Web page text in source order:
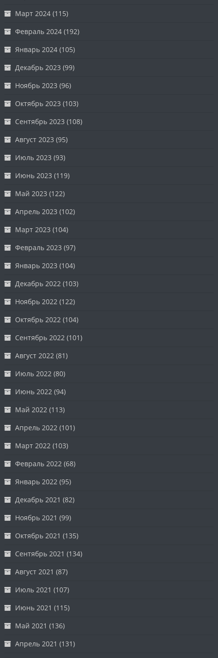
Март 2024 (115)
Февраль 2024 (192)
Январь 2024 (105)
Декабрь 2023 (99)
Ноябрь 2023 (96)
Октябрь 2023 (103)
Сентябрь 2023 (108)
Август 2023 (95)
Июль 2023 (93)
Июнь 2023 (119)
Май 2023 (122)
Апрель 2023 (102)
Март 2023 (104)
Февраль 2023 (97)
Январь 2023 (104)
Декабрь 2022 (103)
Ноябрь 2022 (122)
Октябрь 2022 (104)
Сентябрь 2022 (101)
Август 2022 (81)
Июль 2022 (80)
Июнь 2022 (94)
Май 2022 (113)
Апрель 2022 (101)
Март 2022 (103)
Февраль 2022 (68)
Январь 2022 (95)
Декабрь 2021 (82)
Ноябрь 2021 (99)
Октябрь 2021 (135)
Сентябрь 2021 (134)
Август 2021 (87)
Июль 2021 (107)
Июнь 2021 (115)
Май 2021 (136)
Апрель 2021 (131)